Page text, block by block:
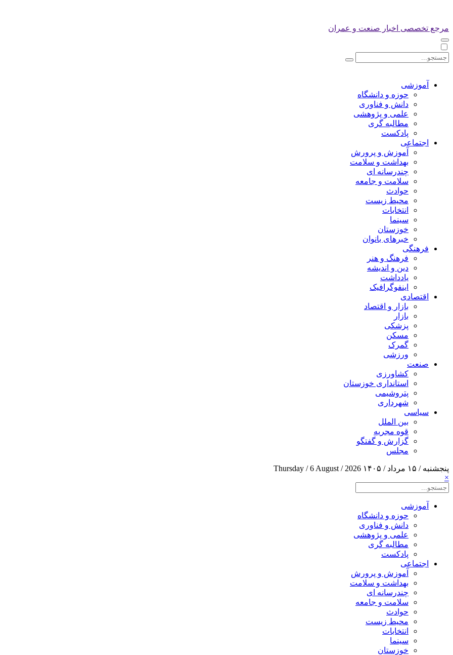
مرجع تخصصی اخبار صنعت و عمران
آموزشی
حوزه و دانشگاه
دانش و فناوری
علمی و پژوهشی
مطالبه گری
پادکست
اجتماعی
آموزش و پرورش
بهداشت و سلامت
چندرسانه ای
سلامت و جامعه
حوادث
محیط زیست
انتخابات
سینما
خوزستان
خبرهای بانوان
فرهنگی
فرهنگ و هنر
دین و اندیشه
یادداشت
اینفوگرافیک
اقتصادی
بازار و اقتصاد
بازار
پزشکی
مسکن
گمرک
ورزشی
صنعت
کشاورزی
استانداری خوزستان
پتروشیمی
شهرداری
سیاسی
بین الملل
قوه مجریه
گزارش و گفتگو
مجلس
پنجشنبه / ۱۵ مرداد / ۱۴۰۵
Thursday / 6 August / 2026
×
آموزشی
حوزه و دانشگاه
دانش و فناوری
علمی و پژوهشی
مطالبه گری
پادکست
اجتماعی
آموزش و پرورش
بهداشت و سلامت
چندرسانه ای
سلامت و جامعه
حوادث
محیط زیست
انتخابات
سینما
خوزستان